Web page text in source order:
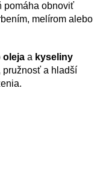
pomáha obnoviť
melírom alebo
oleja a kyseliny
pružnosť a hladší